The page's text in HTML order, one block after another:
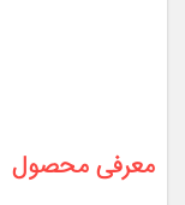
معرفی محصول